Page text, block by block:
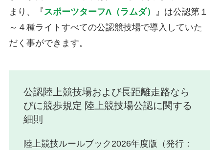
まり、『 スポーツターフΛ（ラムダ）
』は公認第１
～４種ライトすべての公認競技場で導入していた
だく事ができます。
公認陸上競技場および長距離走路なら
びに競歩規定 陸上競技場公認に関する
細則
陸上競技ルールブック2026年度版（発行：